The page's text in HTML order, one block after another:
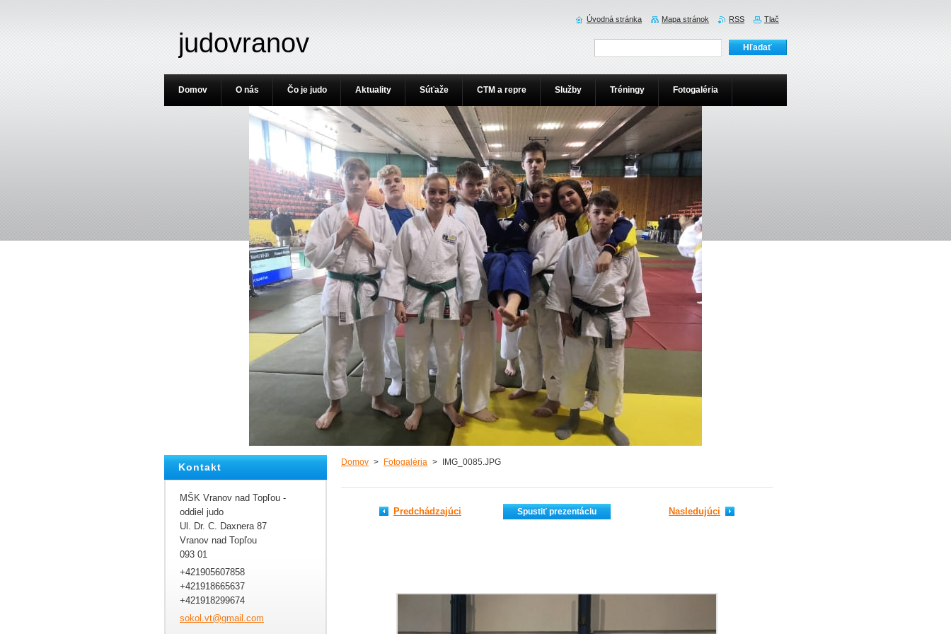
judovranov
Domov > Fotogaléria > IMG_0085.JPG
Predchádzajúci Spustiť prezentáciu Nasledujúci
Kontakt
MŠK Vranov nad Topľou -
oddiel judo
Ul. Dr. C. Daxnera 87
Vranov nad Topľou
093 01
+421905607858
+421918665637
+421918299674
sokol.vt@gmail.com
Domov O nás Čo je judo Aktuality Súťaže CTM a repre Služby Tréningy Fotogaléria
Úvodná stránka Mapa stránok RSS Tlač